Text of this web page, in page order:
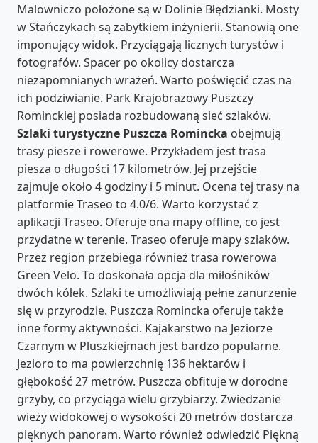
Malowniczo położone są w Dolinie Błędzianki. Mosty
w Stańczykach są zabytkiem inżynierii. Stanowią one
imponujący widok. Przyciągają licznych turystów i
fotografów. Spacer po okolicy dostarcza
niezapomnianych wrażeń. Warto poświęcić czas na
ich podziwianie. Park Krajobrazowy Puszczy
Rominckiej posiada rozbudowaną sieć szlaków.
Szlaki turystyczne Puszcza Romincka obejmują
trasy piesze i rowerowe. Przykładem jest trasa
piesza o długości 17 kilometrów. Jej przejście
zajmuje około 4 godziny i 5 minut. Ocena tej trasy na
platformie Traseo to 4.0/6. Warto korzystać z
aplikacji Traseo. Oferuje ona mapy offline, co jest
przydatne w terenie. Traseo oferuje mapy szlaków.
Przez region przebiega również trasa rowerowa
Green Velo. To doskonała opcja dla miłośników
dwóch kółek. Szlaki te umożliwiają pełne zanurzenie
się w przyrodzie. Puszcza Romincka oferuje także
inne formy aktywności. Kajakarstwo na Jeziorze
Czarnym w Pluszkiejmach jest bardzo popularne.
Jezioro to ma powierzchnię 136 hektarów i
głębokość 27 metrów. Puszcza obfituje w dorodne
grzyby, co przyciąga wielu grzybiarzy. Zwiedzanie
wieży widokowej o wysokości 20 metrów dostarcza
pięknych panoram. Warto również odwiedzić Piękną